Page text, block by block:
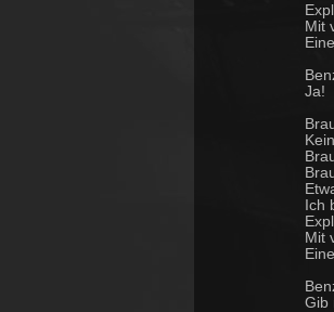
Mit
Ja!
Ich
Mit
Gib